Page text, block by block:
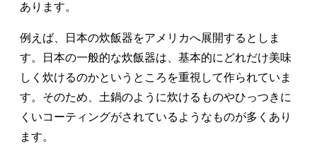
あります。
例えば、日本の炊飯器をアメリカへ展開するとしま
す。日本の一般的な炊飯器は、基本的にどれだけ美味
しく炊けるのかというところを重視して作られていま
す。そのため、土鍋のように炊けるものやひっつきに
くいコーティングがされているようなものが多くあり
ます。